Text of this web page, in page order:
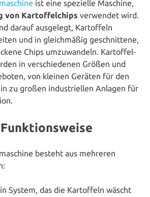
ist eine spezielle Maschine,
von Kar­tof­fel­chips verwendet wird.
darauf ausgelegt, Kar­tof­feln
und in gleich­mä­ßig geschnit­te­ne,
Chips umzu­wan­deln. Kar­tof­fel­
in ver­schie­de­nen Größen und
von kleinen Geräten für den
zu großen indus­tri­el­len Anlagen für
besteht aus mehreren
System, das die Kar­tof­feln wäscht